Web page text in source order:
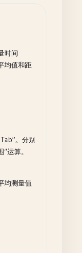
时间
均值和距
。分别
运算。
均测量值